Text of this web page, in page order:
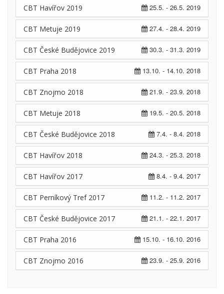
25.5. - 26.5. 2019
CBT Havířov 2019
27.4. - 28.4. 2019
CBT Metuje 2019
30.3. - 31.3. 2019
CBT České Budějovice 2019
13.10. - 14.10. 2018
CBT Praha 2018
21.9. - 23.9. 2018
CBT Znojmo 2018
19.5. - 20.5. 2018
CBT Metuje 2018
7.4. - 8.4. 2018
CBT České Budějovice 2018
24.3. - 25.3. 2018
CBT Havířov 2018
8.4. - 9.4. 2017
CBT Havířov 2017
11.2. - 11.2. 2017
CBT Perníkový Tref 2017
21.1. - 22.1. 2017
CBT České Budějovice 2017
15.10. - 16.10. 2016
CBT Praha 2016
23.9. - 25.9. 2016
CBT Znojmo 2016